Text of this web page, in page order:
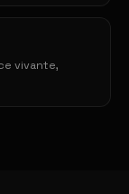
vivante,